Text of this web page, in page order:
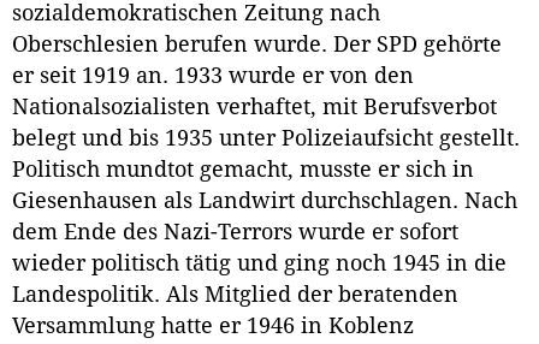
sozialdemokratischen Zeitung nach
Oberschlesien berufen wurde. Der SPD gehörte
er seit 1919 an. 1933 wurde er von den
Nationalsozialisten verhaftet, mit Berufsverbot
belegt und bis 1935 unter Polizeiaufsicht gestellt.
Politisch mundtot gemacht, musste er sich in
Giesenhausen als Landwirt durchschlagen. Nach
dem Ende des Nazi-Terrors wurde er sofort
wieder politisch tätig und ging noch 1945 in die
Landespolitik. Als Mitglied der beratenden
Versammlung hatte er 1946 in Koblenz